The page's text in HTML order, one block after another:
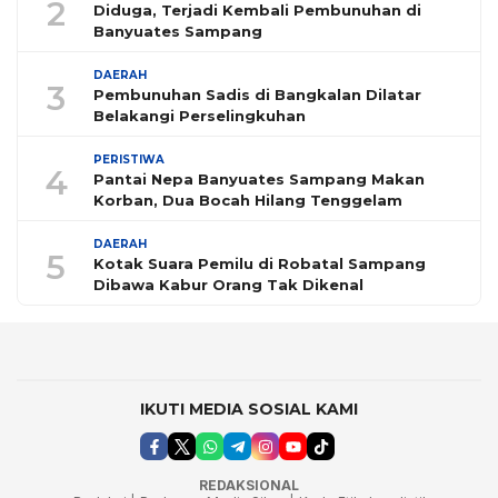
2
Diduga, Terjadi Kembali Pembunuhan di
Banyuates Sampang
3
DAERAH
Pembunuhan Sadis di Bangkalan Dilatar
Belakangi Perselingkuhan
4
PERISTIWA
Pantai Nepa Banyuates Sampang Makan
Korban, Dua Bocah Hilang Tenggelam
5
DAERAH
Kotak Suara Pemilu di Robatal Sampang
Dibawa Kabur Orang Tak Dikenal
IKUTI MEDIA SOSIAL KAMI
REDAKSIONAL